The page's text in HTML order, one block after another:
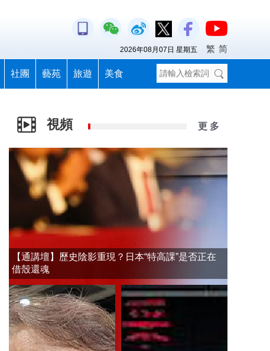
社團 藝苑 旅遊 美食
2026年08月07日 星期五 繁 简
視頻 更 多
【通講壇】歷史陰影重現？日本“特高課”是否正在
借殼還魂